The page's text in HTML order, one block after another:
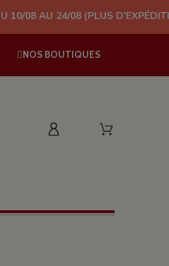
(PLUS D'EXPÉDITION À PARTIR
NOS BOUTIQUES